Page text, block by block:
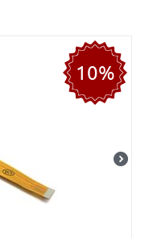
10%